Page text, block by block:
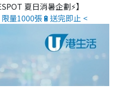
夏日消暑企劃⚡】
量1000張🔋送完即止 <